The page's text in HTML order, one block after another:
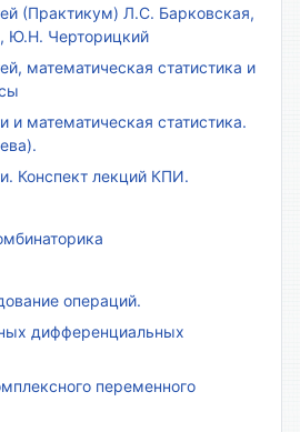
(Практикум) Л.С. Барковская,
Ю.Н. Черторицкий
математическая статистика и
и математическая статистика.
Конспект лекций КПИ.
операций.
дифференциальных
переменного